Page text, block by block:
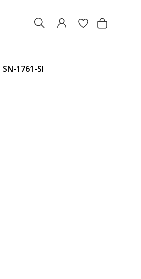
SN-1761-SI